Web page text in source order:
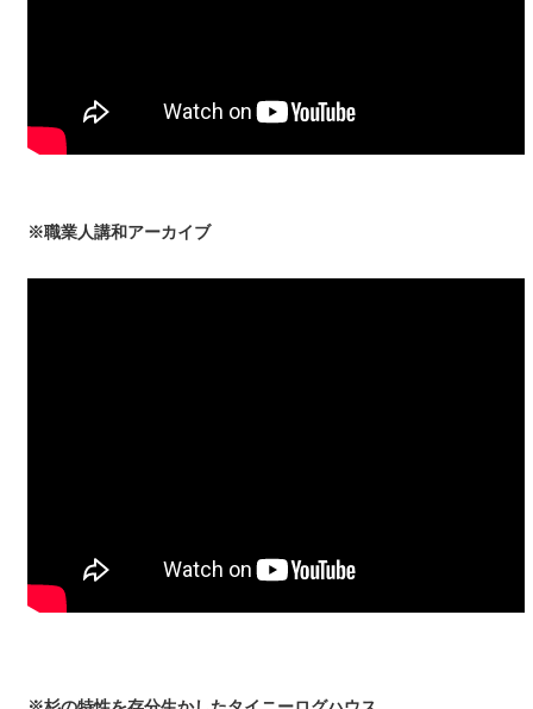
※職業人講和アーカイブ